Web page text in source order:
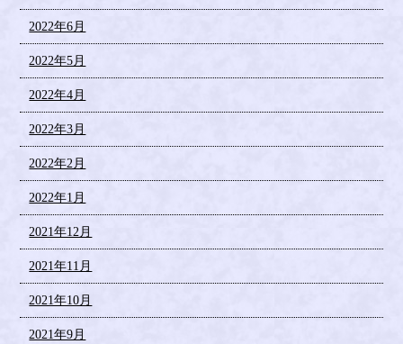
2022年6月
2022年5月
2022年4月
2022年3月
2022年2月
2022年1月
2021年12月
2021年11月
2021年10月
2021年9月